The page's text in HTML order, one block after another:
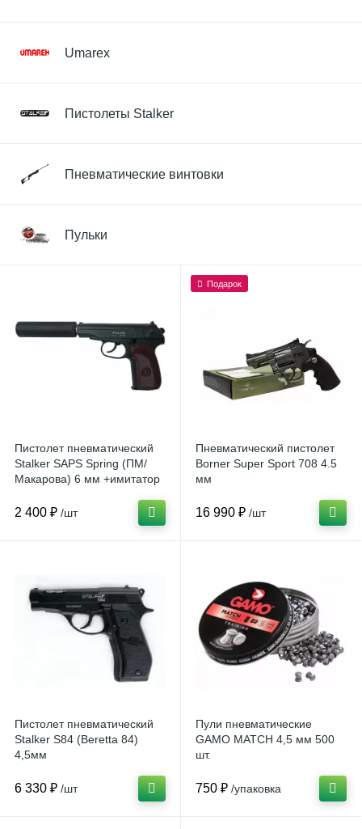
Umarex
Пистолеты Stalker
Пневматические винтовки
Пульки
Пистолет пневматический
Stalker SAPS Spring (ПМ/
Макарова) 6 мм +имитатор
2 400 ₽ /шт
Подарок
Пневматический пистолет
Borner Super Sport 708 4.5
мм
16 990 ₽ /шт
Пистолет пневматический
Stalker S84 (Beretta 84)
4,5мм
6 330 ₽ /шт
Пули пневматические
GAMO MATCH 4,5 мм 500
шт.
750 ₽ /упаковка